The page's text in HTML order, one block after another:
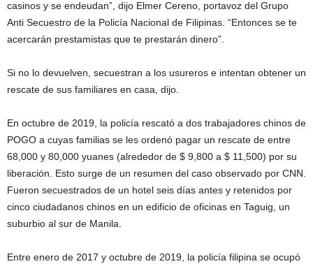
casinos y se endeudan”, dijo Elmer Cereno, portavoz del Grupo
Anti Secuestro de la Policía Nacional de Filipinas. “Entonces se te
acercarán prestamistas que te prestarán dinero”.
Si no lo devuelven, secuestran a los usureros e intentan obtener un
rescate de sus familiares en casa, dijo.
En octubre de 2019, la policía rescató a dos trabajadores chinos de
POGO a cuyas familias se les ordenó pagar un rescate de entre
68,000 y 80,000 yuanes (alrededor de $ 9,800 a $ 11,500) por su
liberación. Esto surge de un resumen del caso observado por CNN.
Fueron secuestrados de un hotel seis días antes y retenidos por
cinco ciudadanos chinos en un edificio de oficinas en Taguig, un
suburbio al sur de Manila.
Entre enero de 2017 y octubre de 2019, la policía filipina se ocupó